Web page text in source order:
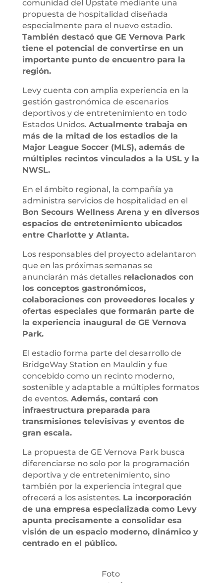
comunidad del Upstate mediante una
propuesta de hospitalidad diseñada
especialmente para el nuevo estadio.
También destacó que GE Vernova Park
tiene el potencial de convertirse en un
importante punto de encuentro para la
región.
Levy cuenta con amplia experiencia en la
gestión gastronómica de escenarios
deportivos y de entretenimiento en todo
Estados Unidos. Actualmente trabaja en
más de la mitad de los estadios de la
Major League Soccer (MLS), además de
múltiples recintos vinculados a la USL y la
NWSL.
En el ámbito regional, la compañía ya
administra servicios de hospitalidad en el
Bon Secours Wellness Arena y en diversos
espacios de entretenimiento ubicados
entre Charlotte y Atlanta.
Los responsables del proyecto adelantaron
que en las próximas semanas se
anunciarán más detalles relacionados con
los conceptos gastronómicos,
colaboraciones con proveedores locales y
ofertas especiales que formarán parte de
la experiencia inaugural de GE Vernova
Park.
El estadio forma parte del desarrollo de
BridgeWay Station en Mauldin y fue
concebido como un recinto moderno,
sostenible y adaptable a múltiples formatos
de eventos. Además, contará con
infraestructura preparada para
transmisiones televisivas y eventos de
gran escala.
La propuesta de GE Vernova Park busca
diferenciarse no solo por la programación
deportiva y de entretenimiento, sino
también por la experiencia integral que
ofrecerá a los asistentes. La incorporación
de una empresa especializada como Levy
apunta precisamente a consolidar esa
visión de un espacio moderno, dinámico y
centrado en el público.
Foto